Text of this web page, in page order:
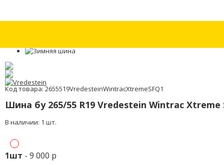
Код товара: 2655519VredesteinWintracXtremeSFQ1
Шина бу 265/55 R19 Vredestein Wintrac Xtreme
В наличии: 1 шт.
1шт - 9 000 р